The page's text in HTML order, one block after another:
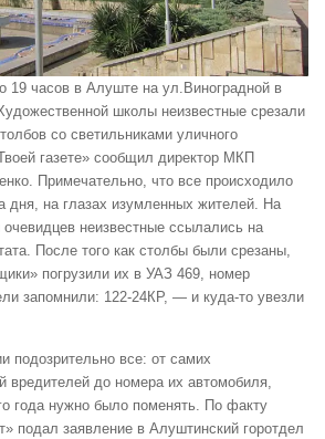
19 часов в Алуште на ул.Виноградной в
школы неизвестные срезали
со светильниками уличного
газете» сообщил директор МКП
Примечательно, что все происходило
дня, на глазах изумленных жителей. На
неизвестные ссылались на
После того как столбы были срезаны,
погрузили их в УАЗ 469, номер
запомнили: 122-24КР, — и куда-то увезли
подозрительно все: от самих
вредителей до номера их автомобиля,
года нужно было поменять. По факту
подал заявление в Алуштинский горотдел